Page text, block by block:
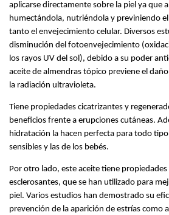
aplicarse directamente sobre la piel ya que
humectándola, nutriéndola y previniendo
tanto el envejecimiento celular. Diversos
disminución del fotoenvejecimiento
los rayos UV del sol), debido a su poder
aceite de almendras tópico previene el
la radiación ultravioleta.
Tiene propiedades cicatrizantes y
beneficios frente a erupciones cutáneas.
hidratación la hacen perfecta para todo
sensibles y las de los bebés.
Por otro lado, este aceite tiene
esclerosantes, que se han utilizado para
piel. Varios estudios han demostrado su
prevención de la aparición de estrías como